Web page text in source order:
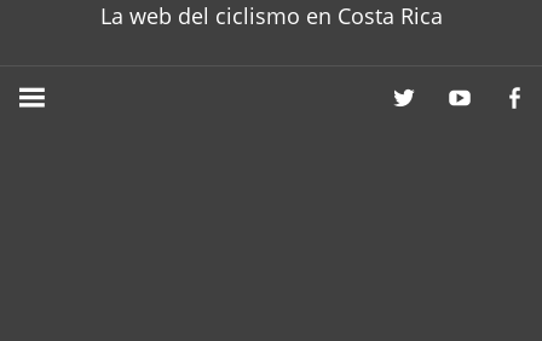
La web del ciclismo en Costa Rica